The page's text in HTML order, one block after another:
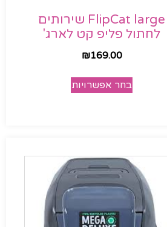
FlipCat large שירותים
לחתול פליפ קט לארג'
₪169.00
בחר אפשרויות